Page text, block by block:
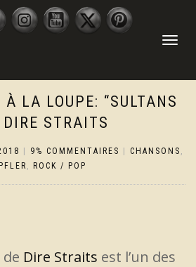
DÉPLIER
LA LOUPE: “SULTANS
STRAITS
9% COMMENTAIRES CHANSONS ,
, ROCK / POP
Dire Straits est l’un des